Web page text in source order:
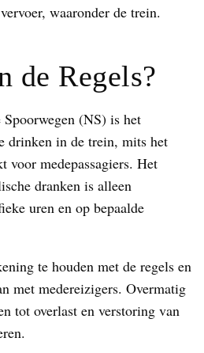
waaronder de trein.
de Regels?
(NS) is het
drinken in de trein, mits het
voor medepassagiers. Het
dranken is alleen
uren en op bepaalde
te houden met de regels en
met medereizigers. Overmatig
tot overlast en verstoring van